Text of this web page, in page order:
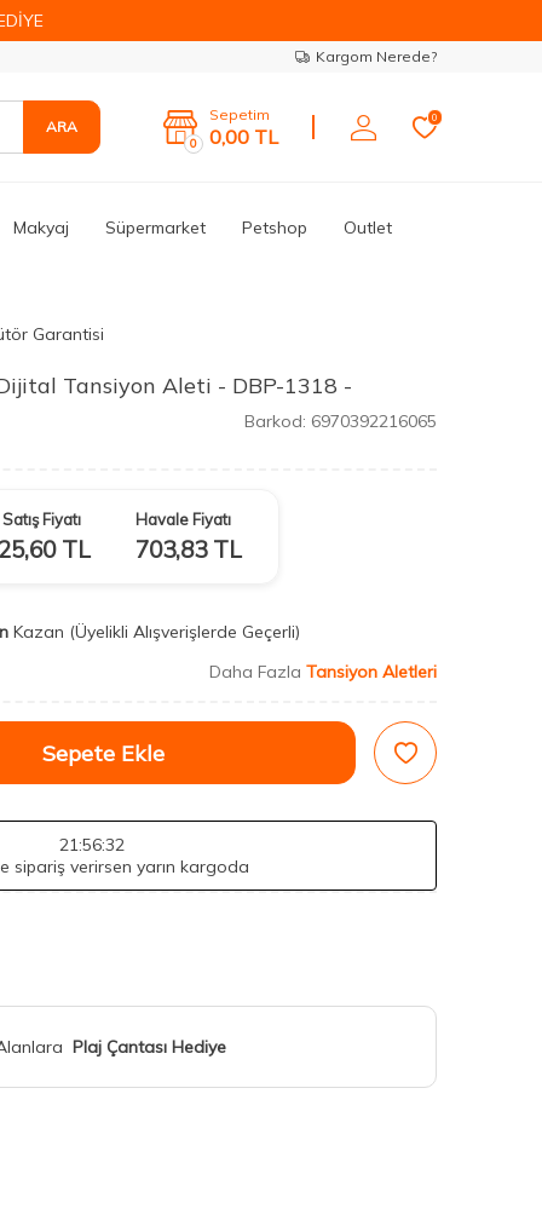
Kargom Nerede?
ARA
0
Sepetim
0,00 TL
0
Makyaj Süpermarket Petshop Outlet
Garantisi
Tansiyon Aleti - DBP-1318 -
Barkod: 6970392216065
Satış Fiyatı
TL
Havale Fiyatı
703,83TL
Kazan (Üyelikli Alışverişlerde Geçerli)
Daha Fazla Tansiyon Aletleri
Sepete Ekle
21:56:31
sipariş verirsen yarın kargoda
Plaj Çantası Hediye